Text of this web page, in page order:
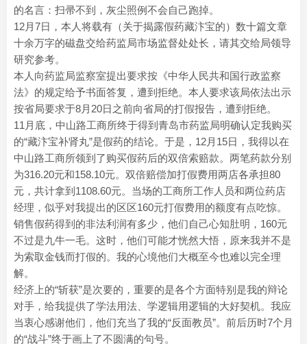
的名言：扫帚不到，灰尘照例不会自己跑掉。
12月7日，本人将载有（关于揭露假药藏汴宝的）数十篇文章
十余万字的磁盘交给药监局市场监督处处长，请其交给局领导
研究参考。
本人向药监局监察室提出要求按《中华人民共和国行政监察
法》的规定给予书面答复，遭到拒绝。本人要求该局依法出示
按省局要求于8月20日之前向省局的打假报告，遭到拒绝。
11月底，中山路工商所终于得到青岛市药监局明确认定我购买
的“藏汴宝补肾丸”是假药的结论。于是，12月15日，我得以在
中山路工商所领到了购买假药后的双倍索赔款。两笔药款分别
为316.20元和158.10元。双倍赔偿加打假费用两店各承担80
元，共计拿到1108.60元。当场的工商所工作人员和两位药店
经理，似乎对我提出的区区160元打假费用的额度有点吃惊。
销售假药得到的非法利润有多少，他们自己心知肚明，160元
不过是九牛一毛。这时，他们可能才恍然大悟，原来我并不是
为索取金钱而打假的。我的心境他们大概至今也难以完全理
解。
经济上的“斩获”是次要的，重要的是各个方面特别是我的辩论
对手，给我提供了学法用法、学逻辑用逻辑的大好契机。我应
当衷心感谢他们，他们充当了我的“反面教员”。前后历时7个月
的“战斗”终于画上了不圆满的句号。